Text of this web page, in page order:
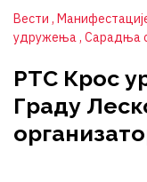
Вести
удружења Сарадња
РТС Крос
Граду